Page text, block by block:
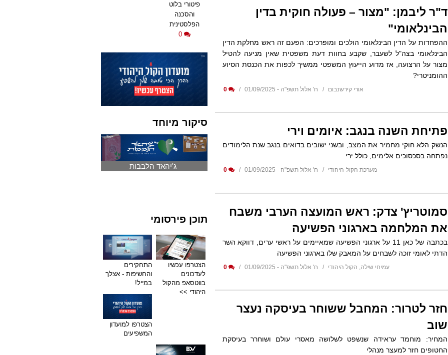
ד"ר ליבמן: "מצור – פעולה חוקית בדין
הבינלאומי"
ההפחדות על הדין הבינלאומי הולכים ומופרכים: הפעם זה ראש מחלקת הדין
הבינלאומי בצה"ל לשעבר, שקבע בחוות דעת משפטית שאין מניעה להטיל
מצור על הרצועה, אז מדוע הייעוץ המשפטי ממשיך לכפות את הכנסת הסיוע
ההומניטרי?
אורי קירשנבום ח' אלול תשפ"ה - 01/09/2025 0
פתיחת השנה בנגב: איומים וירי
הנשק הלא חוקי מחמיר את המצב, ובשני ישובים בדואים בנגב שנת הלימודים
נפתחה בסכסוכים אלימים, כולל ירי
מערכת הקול-היהודי ח' אלול תשפ"ה - 01/09/2025 0
סמוטריץ' צדק: ראש המועצה הערבי משבח
את המלחמה בארגוני הפשיעה
בכתבה של כאן 11 על ארגוני הפשיעה שמאיימים על ראשי ערים, דווקא השר
הדתי לאומי זוכה לשבחים על המאבק שלו בארגוני הפשיעה
עמיחי שילה, הקול היהודי ח' אלול תשפ"ה - 01/09/2025 0
חזר לטרור: המחבל ששוחר בעיסקה נעצר
שוב
המחיר: מוחמד עראידה שנשפט לשלושה מאסרי עולם ושוחרר בעיסקת
החטופים חזר למעצר מנהלי
פיטורי בלוט
והסכנה
הפלסטינית
0
סיקור מיוחד
ג'יהאד הלבבות
תוכן פירסומי
הצטרפו עכשיו
לעדכונים
בווטסאפ מהקול
היהודי >>
התחקירים
והחשיפות - אצלך
במייל!
הצטרפו למועדון
המשפיעים